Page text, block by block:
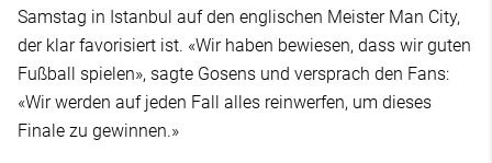
Samstag in Istanbul auf den englischen Meister Man City,
der klar favorisiert ist. «Wir haben bewiesen, dass wir guten
Fußball spielen», sagte Gosens und versprach den Fans:
«Wir werden auf jeden Fall alles reinwerfen, um dieses
Finale zu gewinnen.​»